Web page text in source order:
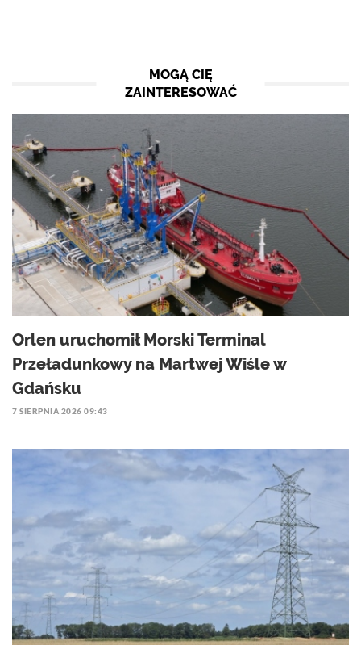
MOGĄ CIĘ
ZAINTERESOWAĆ
Orlen uruchomił Morski Terminal
Przeładunkowy na Martwej Wiśle w
Gdańsku
7 SIERPNIA 2026 09:43